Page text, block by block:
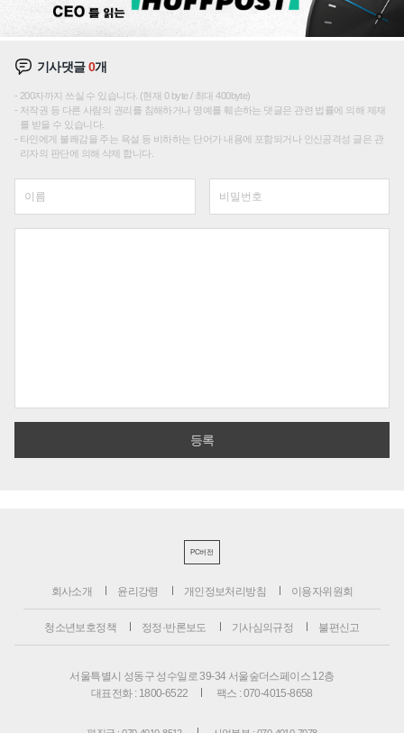
기사댓글0개
200자까지 쓰실 수 있습니다. (현재 0 byte / 최대 400byte)
저작권 등 다른 사람의 권리를 침해하거나 명예를 훼손하는 댓글은 관련 법률에 의해 제재
를 받을 수 있습니다.
타인에게 불쾌감을 주는 욕설 등 비하하는 단어가 내용에 포함되거나 인신공격성 글은 관
리자의 판단에 의해 삭제 합니다.
PC버전
회사소개 윤리강령 개인정보처리방침 이용자위원회
청소년보호정책 정정·반론보도 기사심의규정 불편신고
서울특별시 성동구 성수일로 39-34 서울숲더스페이스 12층
대표전화 : 1800-6522
팩스 : 070-4015-8658